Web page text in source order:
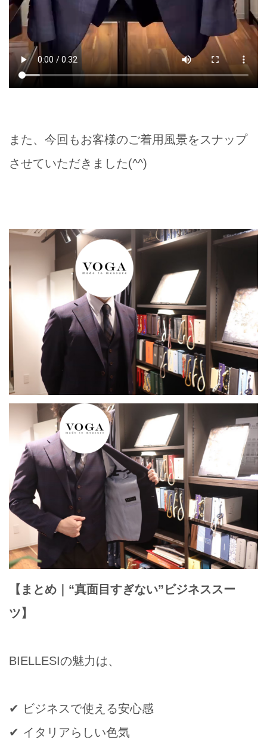
また、今回もお客様のご着用風景をスナップ
させていただきました(^^)
【まとめ｜“真面目すぎない”ビジネススー
ツ】
BIELLESIの魅力は、
✔ ビジネスで使える安心感
✔ イタリアらしい色気